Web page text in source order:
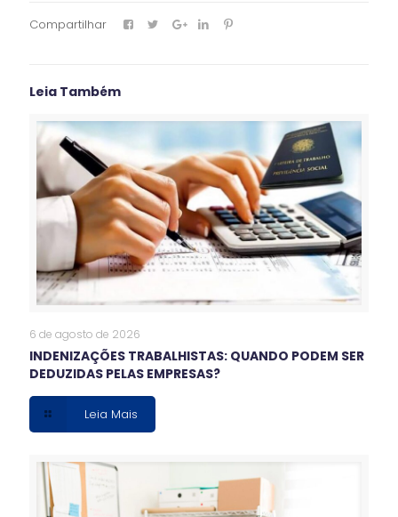
Compartilhar
Leia Também
6 de agosto de 2026
INDENIZAÇÕES TRABALHISTAS: QUANDO PODEM SER
DEDUZIDAS PELAS EMPRESAS?
Leia Mais